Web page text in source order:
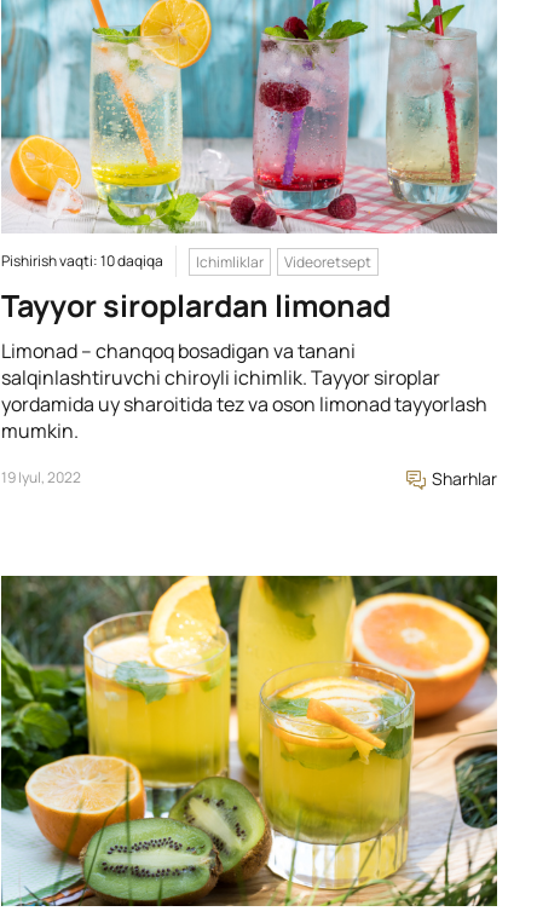
Pishirish vaqti: 10 daqiqa Ichimliklar Videoretsept
Tayyor siroplardan limonad
Limonad – chanqoq bosadigan va tanani
salqinlashtiruvchi chiroyli ichimlik. Tayyor siroplar
yordamida uy sharoitida tez va oson limonad tayyorlash
mumkin.
19 Iyul, 2022 Sharhlar